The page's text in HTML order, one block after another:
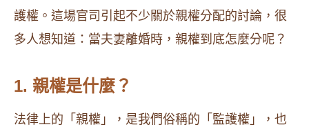
護權。這場官司引起不少關於親權分配的討論，很
多人想知道：當夫妻離婚時，親權到底怎麼分呢？
1. 親權是什麼？
法律上的「親權」，是我們俗稱的「監護權」，也